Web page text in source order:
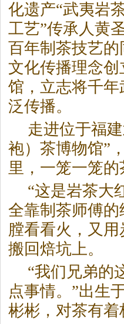
化遗产“武夷岩
工艺”传承人黄
百年制茶技艺
文化传播理念
馆，立志将千年
泛传播。
走进位于福
袍）茶博物馆”
里，一笼一笼
“这是岩茶大
全靠制茶师傅
膛看看火，又
搬回焙坑上。
“我们兄弟的
点事情。”出生
彬彬，对茶有着